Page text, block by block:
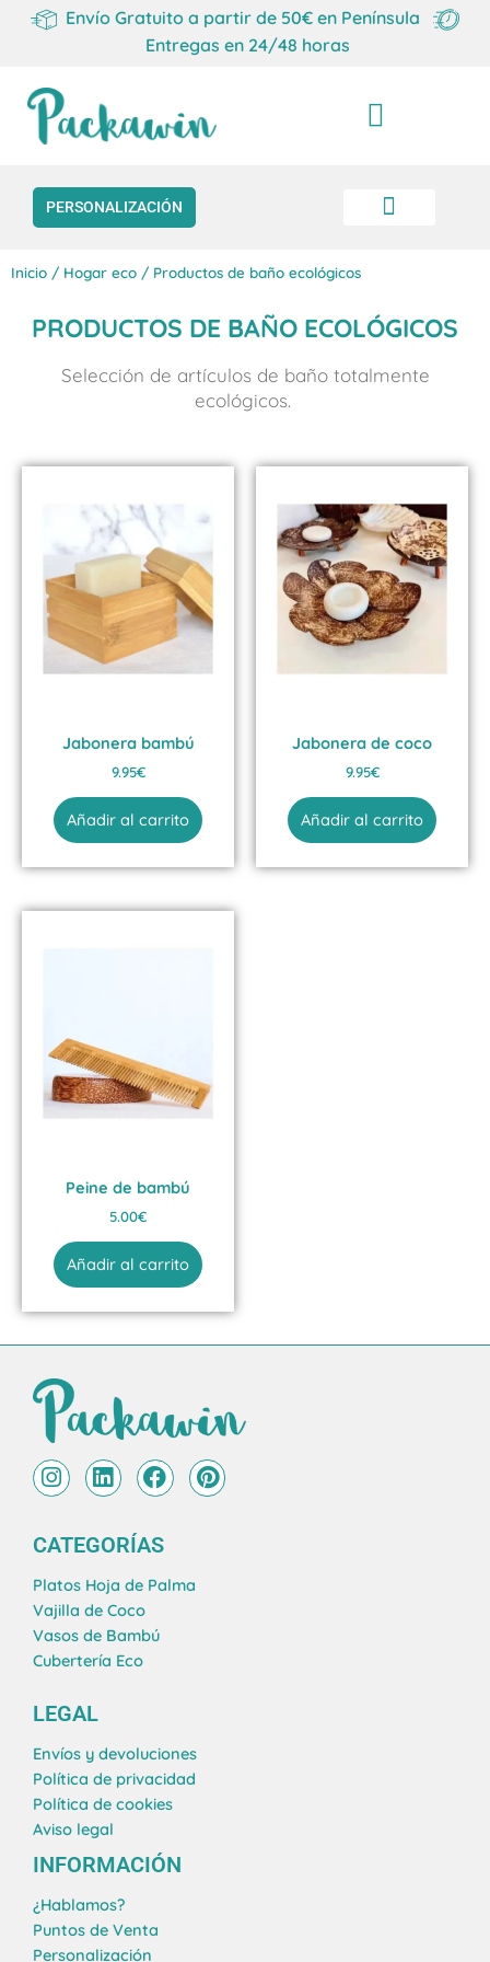
Envío Gratuito a partir de 50€ en Península
Entregas en 24/48 horas
Carrito
PERSONALIZACIÓN
Inicio / Hogar eco / Productos de baño ecológicos
PRODUCTOS DE BAÑO ECOLÓGICOS
Selección de artículos de baño totalmente
ecológicos.
Jabonera bambú
9.95€
Añadir al carrito
Jabonera de coco
9.95€
Añadir al carrito
Peine de bambú
5.00€
Añadir al carrito
I
n
t
a
g
r
a
m
L
i
k
e
d
i
n
F
a
e
b
o
k
P
i
CATEGORÍAS
Platos Hoja de Palma
Vajilla de Coco
Vasos de Bambú
Cubertería Eco
LEGAL
Envíos y devoluciones
Política de privacidad
Política de cookies
Aviso legal
INFORMACIÓN
¿Hablamos?
Puntos de Venta
Personalización